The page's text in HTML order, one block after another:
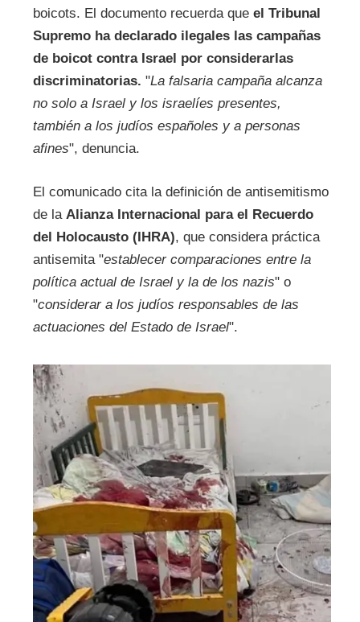
boicots. El documento recuerda que el Tribunal
Supremo ha declarado ilegales las campañas
de boicot contra Israel por considerarlas
discriminatorias. "La falsaria campaña alcanza
no solo a Israel y los israelíes presentes,
también a los judíos españoles y a personas
afines", denuncia.
El comunicado cita la definición de antisemitismo
de la Alianza Internacional para el Recuerdo
del Holocausto (IHRA), que considera práctica
antisemita "establecer comparaciones entre la
política actual de Israel y la de los nazis" o
"considerar a los judíos responsables de las
actuaciones del Estado de Israel".